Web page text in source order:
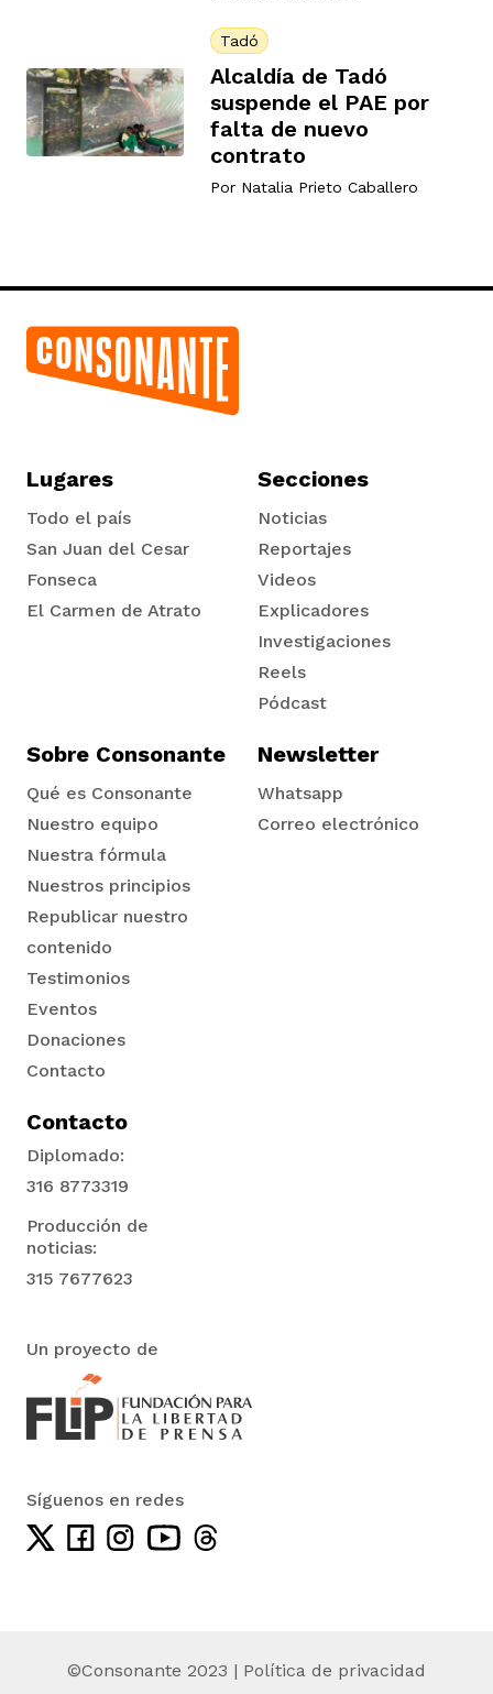
Tadó
Alcaldía de Tadó
suspende el PAE por
falta de nuevo
contrato
Por Natalia Prieto Caballero
Lugares
Todo el país
San Juan del Cesar
Fonseca
El Carmen de Atrato
Secciones
Noticias
Reportajes
Videos
Explicadores
Investigaciones
Reels
Pódcast
Sobre Consonante
Qué es Consonante
Nuestro equipo
Nuestra fórmula
Nuestros principios
Republicar nuestro
contenido
Testimonios
Eventos
Donaciones
Contacto
Newsletter
Whatsapp
Correo electrónico
Contacto
Diplomado:
316 8773319
Producción de
noticias:
315 7677623
Un proyecto de
Síguenos en redes
©Consonante 2023 | Política de privacidad